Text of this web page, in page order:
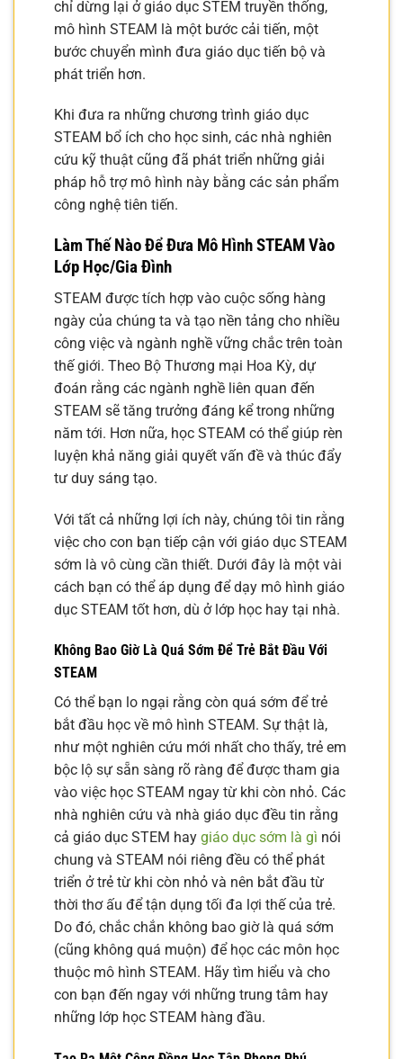
chỉ dừng lại ở giáo dục STEM truyền thống,
mô hình STEAM là một bước cải tiến, một
bước chuyển mình đưa giáo dục tiến bộ và
phát triển hơn.
Khi đưa ra những chương trình giáo dục
STEAM bổ ích cho học sinh, các nhà nghiên
cứu kỹ thuật cũng đã phát triển những giải
pháp hỗ trợ mô hình này bằng các sản phẩm
công nghệ tiên tiến.
Làm Thế Nào Để Đưa Mô Hình STEAM Vào
Lớp Học/Gia Đình
STEAM được tích hợp vào cuộc sống hàng
ngày của chúng ta và tạo nền tảng cho nhiều
công việc và ngành nghề vững chắc trên toàn
thế giới. Theo Bộ Thương mại Hoa Kỳ, dự
đoán rằng các ngành nghề liên quan đến
STEAM sẽ tăng trưởng đáng kể trong những
năm tới. Hơn nữa, học STEAM có thể giúp rèn
luyện khả năng giải quyết vấn đề và thúc đẩy
tư duy sáng tạo.
Với tất cả những lợi ích này, chúng tôi tin rằng
việc cho con bạn tiếp cận với giáo dục STEAM
sớm là vô cùng cần thiết. Dưới đây là một vài
cách bạn có thể áp dụng để dạy mô hình giáo
dục STEAM tốt hơn, dù ở lớp học hay tại nhà.
Không Bao Giờ Là Quá Sớm Để Trẻ Bắt Đầu Với
STEAM
Có thể bạn lo ngại rằng còn quá sớm để trẻ
bắt đầu học về mô hình STEAM. Sự thật là,
như một nghiên cứu mới nhất cho thấy, trẻ em
bộc lộ sự sẵn sàng rõ ràng để được tham gia
vào việc học STEAM ngay từ khi còn nhỏ. Các
nhà nghiên cứu và nhà giáo dục đều tin rằng
cả giáo dục STEM hay giáo dục sớm là gì nói
chung và STEAM nói riêng đều có thể phát
triển ở trẻ từ khi còn nhỏ và nên bắt đầu từ
thời thơ ấu để tận dụng tối đa lợi thế của trẻ.
Do đó, chắc chắn không bao giờ là quá sớm
(cũng không quá muộn) để học các môn học
thuộc mô hình STEAM. Hãy tìm hiểu và cho
con bạn đến ngay với những trung tâm hay
những lớp học STEAM hàng đầu.